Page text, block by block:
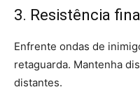
3. Resistência
Enfrente ondas de
retaguarda. Mantenha
distantes.